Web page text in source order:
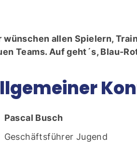
wünschen allen Spielern,
Teams. Auf geht´s, Blau-
Pascal Busch
Geschäftsführer Jugend